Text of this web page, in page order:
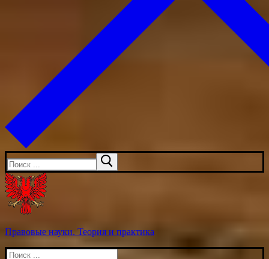
Искать:
Правовые науки. Теория и практика
Искать: